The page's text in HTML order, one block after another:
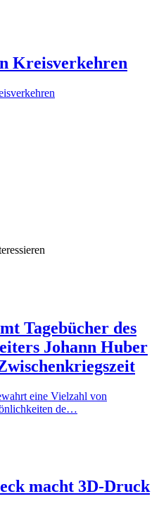
Kreisverkehren
Tagebücher des
Johann Huber
eine Vielzahl von
de…
macht 3D-Druck